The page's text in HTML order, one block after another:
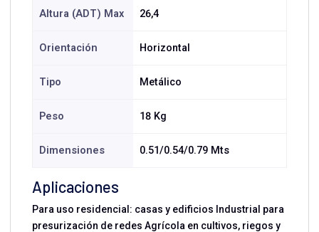
Altura (ADT) Max 26,4
Orientación Horizontal
Tipo Metálico
Peso 18 Kg
Dimensiones 0.51/0.54/0.79 Mts
Aplicaciones
Para uso residencial: casas y edificios Industrial para
presurización de redes Agrícola en cultivos, riegos y